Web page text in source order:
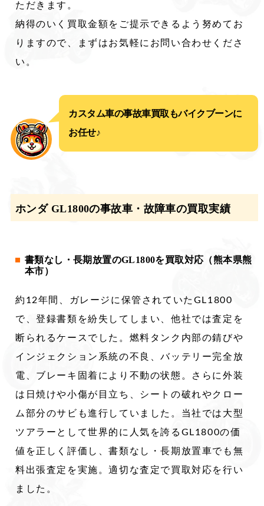
ただきます。
納得のいく買取金額をご提示できるよう努めてお
りますので、まずはお気軽にお問い合わせくださ
い。
カスタム車の事故車買取もバイクブーンに
お任せ♪
ホンダ GL1800の事故車・故障車の買取実績
書類なし・長期放置のGL1800を買取対応（熊本県熊
本市）
約12年間、ガレージに保管されていたGL1800
で、登録書類を紛失してしまい、他社では査定を
断られるケースでした。燃料タンク内部の錆びや
インジェクション系統の不良、バッテリー完全放
電、ブレーキ固着により不動の状態。さらに外装
は日焼けや小傷が目立ち、シートの破れやクロー
ム部分のサビも進行していました。当社では大型
ツアラーとして世界的に人気を誇るGL1800の価
値を正しく評価し、書類なし・長期放置車でも無
料出張査定を実施。適切な査定で買取対応を行い
ました。